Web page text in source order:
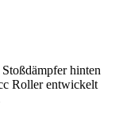
hinten
Roller entwickelt